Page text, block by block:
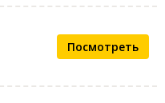
Посмотреть